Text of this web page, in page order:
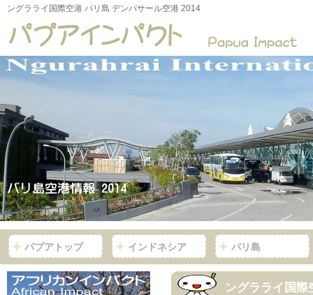
ングラライ国際空港 バリ島 デンパサール空港 2014
ングラライ国際
パプアトップ インドネシア バリ島